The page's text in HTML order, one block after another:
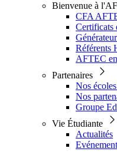
Bienvenue à
CFA
Certificats
Référents
AFTEC
Partenaires
Nos
Nos
Groupe
Vie Étudiante
Actualités